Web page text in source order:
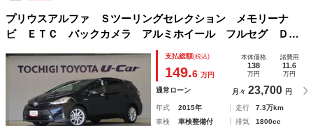
プリウスアルファ Ｓツーリングセレクション メモリーナ
ビ ＥＴＣ バックカメラ アルミホイール フルセグ ＤＶ
Ｄ再生 ＬＥＤヘッドランプ スマートキー 盗難防止システ
ム 横滑り防止装置 ミュージックプレイヤー接続可 ワンオ
ーナー エアバッグ
支払総額(税込)
149.6 万円
本体価格
138
万円
諸費用
11.6
万円
通常ローン 月々 23,700 円
年式 2015年 走行
7.3万km
車検
車検整備付 排気
1800cc